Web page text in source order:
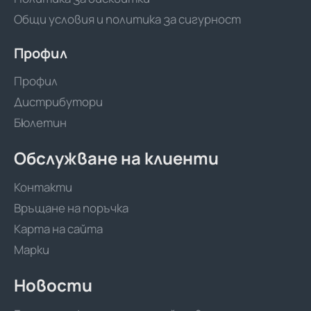
Общи условия и политика за сигурност
Профил
Профил
Дистрибутори
Бюлетин
Обслужване на клиенти
Контакти
Връщане на поръчка
Карта на сайта
Марки
Новости